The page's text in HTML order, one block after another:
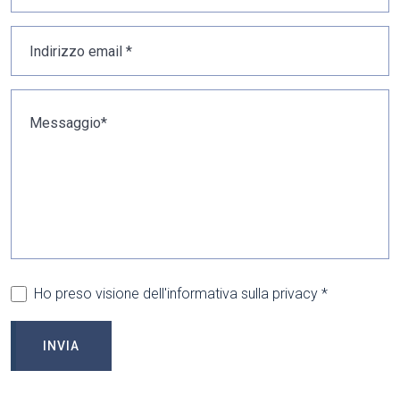
Ho preso visione dell'informativa sulla privacy *
INVIA